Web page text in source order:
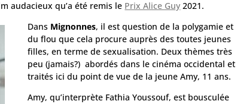
audacieux qu’a été remis le Prix Alice Guy 2021.
Dans Mignonnes, il est question de la polygamie et
du flou que cela procure auprès des toutes jeunes
filles, en terme de sexualisation. Deux thèmes très
peu (jamais?) abordés dans le cinéma occidental et
traités ici du point de vue de la jeune Amy, 11 ans.
Amy, qu’interprète Fathia Youssouf, est bousculée